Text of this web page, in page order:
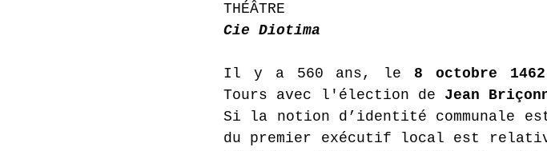
THÉÂTRE
Cie Diotima
Il y a 560 ans, le 8 octobre 1462
Tours avec l'élection de Jean
Si la notion d’identité communale
du premier exécutif local est